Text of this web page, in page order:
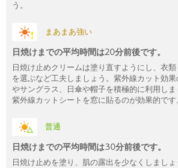
う。
まあまあ強い
日焼けまでの平均時間は20分前後です。
日焼け止めクリームは塗り直すようにし、衣
を選ぶなど工夫しましょう。紫外線カット効
やサングラス、日傘や帽子を積極的に利用し
紫外線カットシートを窓に貼るのが効果的です
普通
日焼けまでの平均時間は30分前後です。
日焼け止めを塗り、肌の露出を少なくしまし